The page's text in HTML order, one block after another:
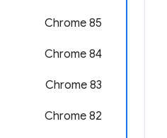
Chrome 85
Chrome 84
Chrome 83
Chrome 82